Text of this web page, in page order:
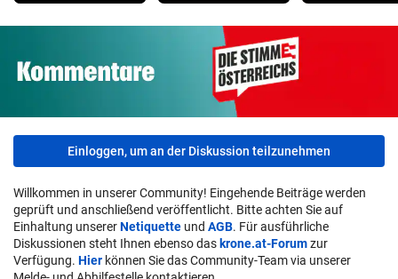
Einloggen, um an der Diskussion teilzunehmen
Willkommen in unserer Community! Eingehende Beiträge werden
geprüft und anschließend veröffentlicht. Bitte achten Sie auf
Einhaltung unsererNetiquette und AGB. Für ausführliche
Diskussionen steht Ihnen ebenso das krone.at-Forumzur
Verfügung. Hier können Sie das Community-Team via unserer